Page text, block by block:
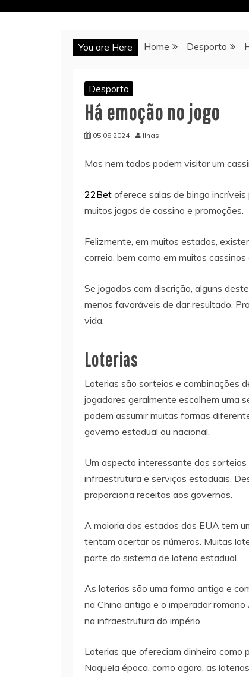
You are Here Home Desporto
Desporto
Há emoção no jogo
05.08.2024 Ilnas
Mas nem todos podem visitar um
22Bet oferece salas de bingo
muitos jogos de cassino e promoções.
Felizmente, em muitos estados,
correio, bem como em muitos cassinos
Se jogados com discrição, alguns
menos favoráveis de dar resultado.
vida.
Loterias
Loterias são sorteios e combinações
jogadores geralmente escolhem uma
podem assumir muitas formas
governo estadual ou nacional.
Um aspecto interessante dos
infraestrutura e serviços estaduais.
proporciona receitas aos governos.
A maioria dos estados dos EUA tem
tentam acertar os números. Muitas
parte do sistema de loteria estadual.
As loterias são uma forma antiga e
na China antiga e o imperador
na infraestrutura do império.
Loterias que ofereciam dinheiro como
Naquela época, como agora, as